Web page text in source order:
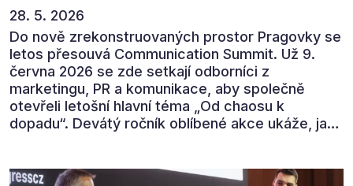
28. 5. 2026
Do nově zrekonstruovaných prostor Pragovky se
letos přesouvá Communication Summit. Už 9.
června 2026 se zde setkají odborníci z
marketingu, PR a komunikace, aby společně
otevřeli letošní hlavní téma „Od chaosu k
dopadu“. Devátý ročník oblíbené akce ukáže, jak